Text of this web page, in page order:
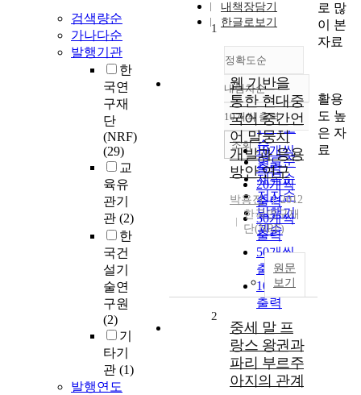
검색량순
가나다순
발행기관
한
국연
구재
단
(NRF)
(29)
교
육유
관기
관 (2)
한
국건
설기
술연
구원
(2)
기
타기
관 (1)
발행연도
내책장담기
한글로보기
정확도순
정확도
순
인기도
순
연도순
제목순
저자순
발행기
관순
내림차순
내림차순
10개씩 출력
10개씩
출력
20개씩
출력
30개씩
출력
50개씩
출력
100개씩
출력
조회
1
웹 기반을
통한 현대중
국어 중간언
어 말뭉치
개발과 응용
방안 연구
박용진
2012
한국연구재
단(NRF)
원문
보기
2
중세 말 프
랑스 왕권과
파리 부르주
아지의 관계
로 많
이 본
자료
활용
도 높
은 자
료